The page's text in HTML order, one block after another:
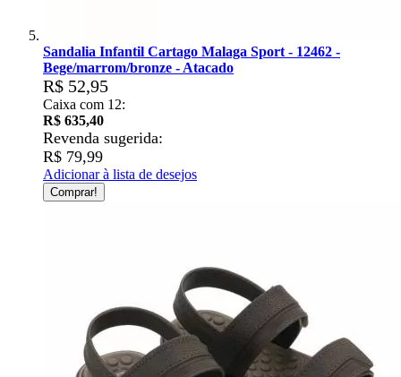
Sandalia Infantil Cartago Malaga Sport - 12462 -
Bege/marrom/bronze - Atacado
R$ 52,95
Caixa com 12:
R$ 635,40
Revenda sugerida:
R$ 79,99
Adicionar à lista de desejos
Comprar!